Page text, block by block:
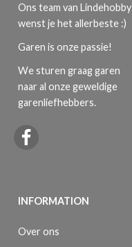
Ons team van Lindehobby
wenst je het allerbeste :)
Garen is onze passie!
We sturen graag garen
naar al onze geweldige
garenliefhebbers.
INFORMATION
Over ons